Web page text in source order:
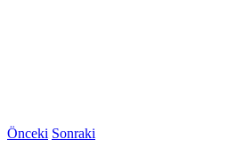
Önceki Sonraki